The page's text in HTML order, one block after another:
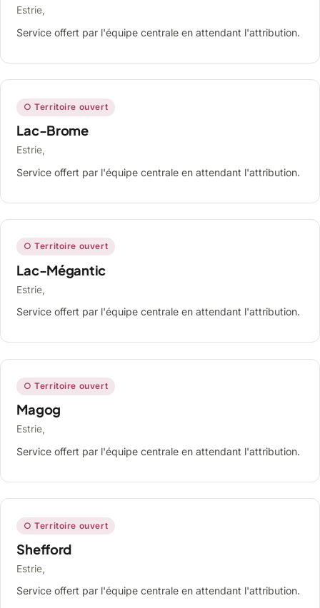
Estrie,
Service offert par l'équipe centrale en attendant l'attribution.
○ Territoire ouvert
Lac-Brome
Estrie,
Service offert par l'équipe centrale en attendant l'attribution.
○ Territoire ouvert
Lac-Mégantic
Estrie,
Service offert par l'équipe centrale en attendant l'attribution.
○ Territoire ouvert
Magog
Estrie,
Service offert par l'équipe centrale en attendant l'attribution.
○ Territoire ouvert
Shefford
Estrie,
Service offert par l'équipe centrale en attendant l'attribution.